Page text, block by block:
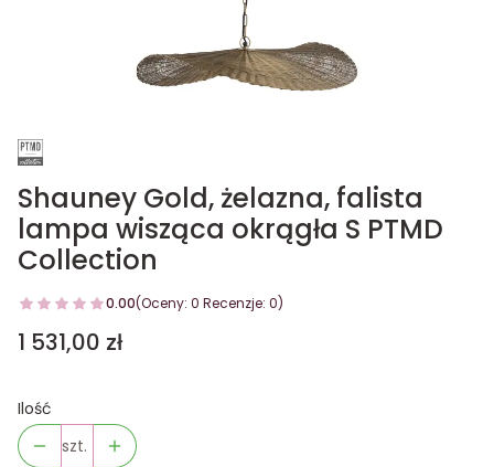
Shauney Gold, żelazna, falista
lampa wisząca okrągła S PTMD
Collection
0.00(Oceny: 0 Recenzje: 0)
Cena
1 531,00 zł
Ilość
szt.